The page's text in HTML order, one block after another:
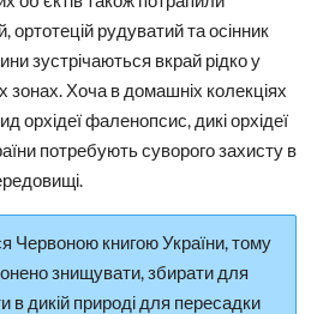
ортотецій рудуватий та осінник
зустрічаються вкрай рідко у
зонах. Хоча в домашніх колекціях
орхідеї фаленопсис, дикі орхідеї
потребують суворого захисту в
Червоною книгою України, тому
знищувати, збирати для
в дикій природі для пересадки